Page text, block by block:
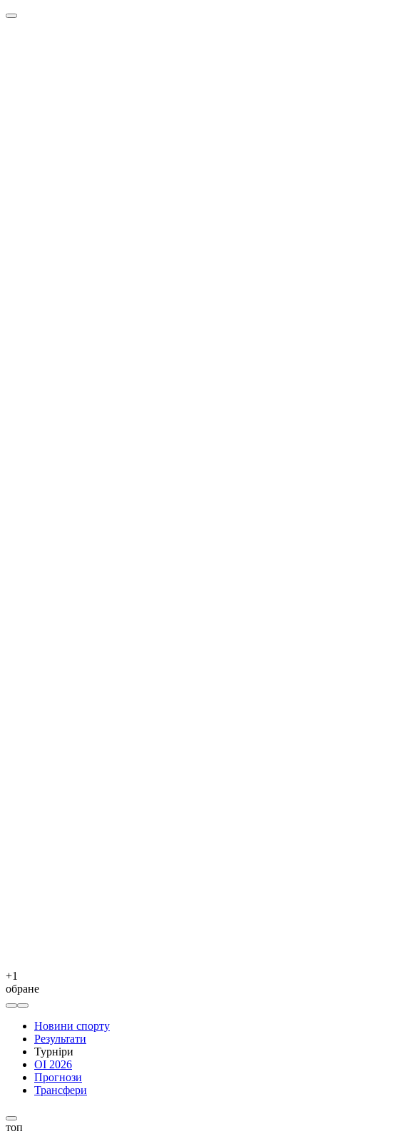
+1
обране
Новини спорту
Результати
Турніри
ОІ 2026
Прогнози
Трансфери
топ